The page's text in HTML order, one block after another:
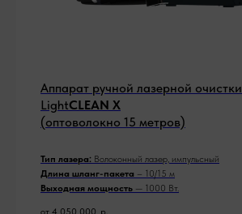
Аппарат ручной лазерной очистки
LightCLEAN Х
(оптоволокно 15 метров)
Тип лазера: Волоконный лазер, импульсный
Длина шланг-пакета – 10/15 м
Выходная мощность — 1000 Вт.